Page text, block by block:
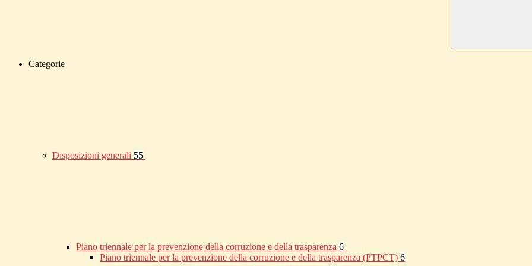
Categorie
Disposizioni generali 55
Piano triennale per la prevenzione della corruzione e della trasparenza 6
Piano triennale per la prevenzione della corruzione e della trasparenza (PTPCT) 6